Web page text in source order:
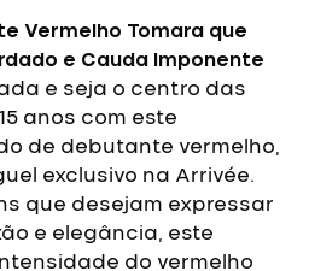
Vermelho Tomara que
e Cauda Imponente
e seja o centro das
anos com este
de debutante vermelho,
exclusivo na Arrivée.
que desejam expressar
e elegância, este
do vermelho